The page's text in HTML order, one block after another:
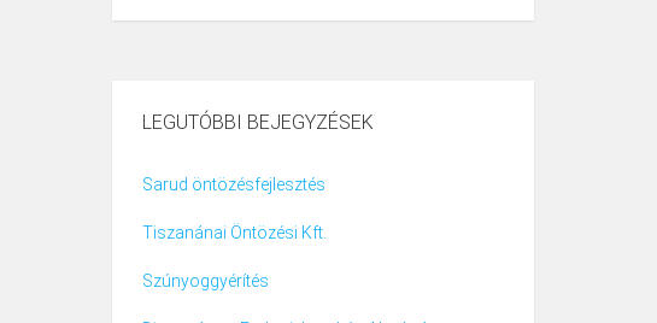
LEGUTÓBBI BEJEGYZÉSEK
Sarud öntözésfejlesztés
Tiszanánai Öntözési Kft.
Szúnyoggyérítés